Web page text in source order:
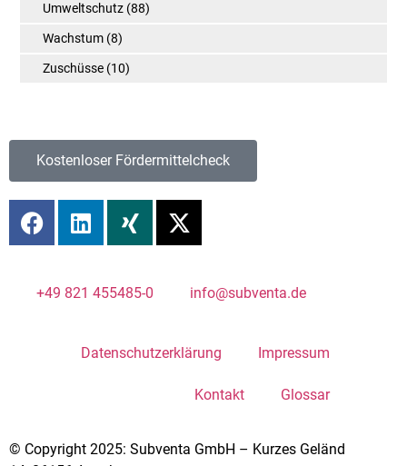
Umweltschutz (88)
Wachstum (8)
Zuschüsse (10)
Kostenloser Fördermittelcheck
+49 821 455485-0 info@subventa.de
Datenschutzerklärung Impressum
Kontakt Glossar
© Copyright 2025: Subventa GmbH – Kurzes Geländ